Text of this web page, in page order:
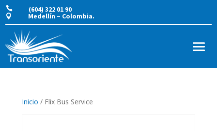
 (604) 322 01 90
 Medellín – Colombia.
Inicio / Flix Bus Service